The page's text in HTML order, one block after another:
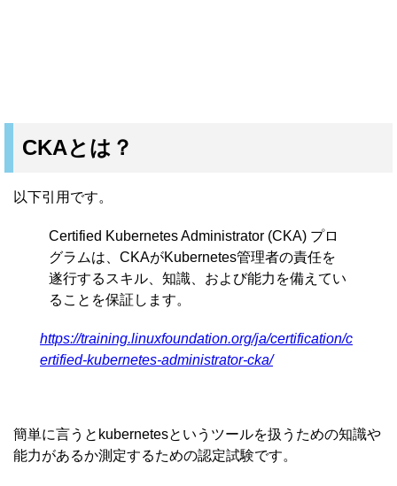
CKAとは？
以下引用です。
Certified Kubernetes Administrator (CKA) プロ
グラムは、CKAがKubernetes管理者の責任を
遂行するスキル、知識、および能力を備えてい
ることを保証します。
https://training.linuxfoundation.org/ja/certification/c
ertified-kubernetes-administrator-cka/
簡単に言うとkubernetesというツールを扱うための知識や
能力があるか測定するための認定試験です。